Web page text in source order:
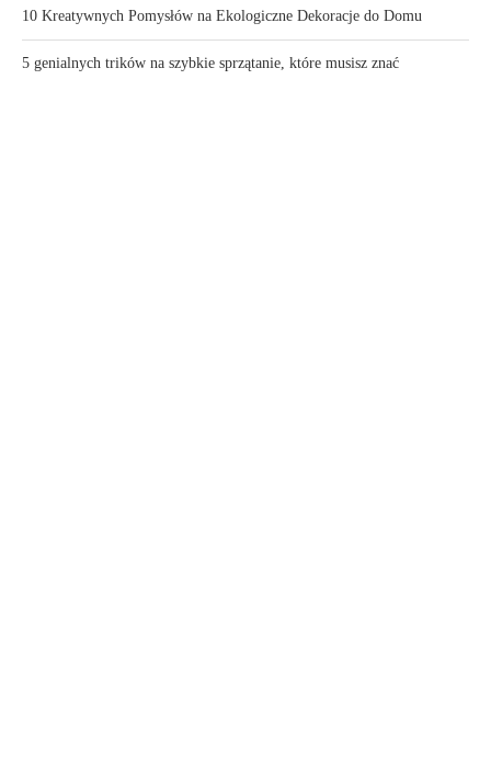
10 Kreatywnych Pomysłów na Ekologiczne Dekoracje do Domu
5 genialnych trików na szybkie sprzątanie, które musisz znać